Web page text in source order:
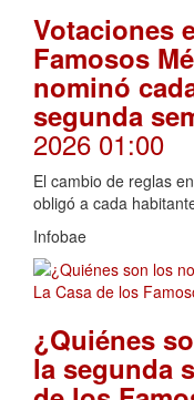
Votaciones
Famosos
nominó
segunda
2026 01:00
El cambio de reglas
obligó a cada
Infobae
¿Quiénes
la segunda